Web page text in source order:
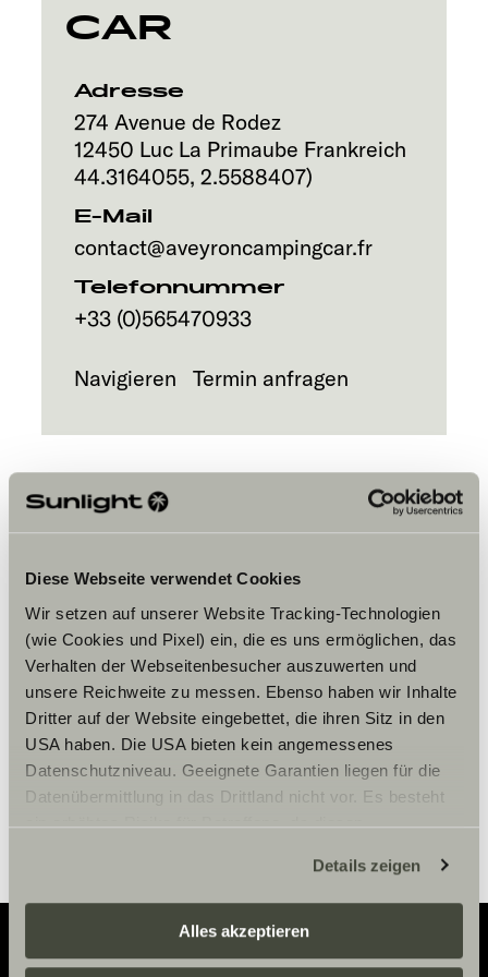
Diese Webseite verwendet Cookies
Wir setzen auf unserer Website Tracking-Technologien
(wie Cookies und Pixel) ein, die es uns ermöglichen, das
Verhalten der Webseitenbesucher auszuwerten und
unsere Reichweite zu messen. Ebenso haben wir Inhalte
Dritter auf der Website eingebettet, die ihren Sitz in den
USA haben. Die USA bieten kein angemessenes
Datenschutzniveau. Geeignete Garantien liegen für die
Datenübermittlung in das Drittland nicht vor. Es besteht
ein erhöhtes Risiko für Betroffene, da diesen
zustehen. Eingesetzte Dienstleister können Daten für
eigene Zwecke verarbeiten und mit anderen Daten
zusammenführen. Weitere Informationen finden Sie hier:
Datenschutzerklärung
Details zeigen
Alles akzeptieren
Explore
Service
CAR
Adresse
274 Avenue de Rodez
12450 Luc La Primaube Frankreich
44.3164055, 2.5588407)
E-Mail
contact@aveyroncampingcar.fr
Telefonnummer
+33 (0)565470933
Navigieren Termin anfragen
Cookies, um die Inhalte zu sehen.
Cookie-Einstellungen